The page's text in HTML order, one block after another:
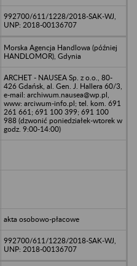
992700/611/1228/2018-SAK-WJ,
UNP: 2018-00136707
Morska Agencja Handlowa (później
HANDLOMOR), Gdynia
ARCHET - NAUSEA Sp. z o.o., 80-
426 Gdańsk, al. Gen. J. Hallera 60/3,
e-mail: archiwum.nausea@wp.pl,
www: arciwum-info.pl; tel. kom. 691
261 661; 691 100 399; 691 100
988 (dzwonić poniedziałek-wtorek w
godz. 9:00-14:00)
akta osobowo-płacowe
992700/611/1228/2018-SAK-WJ,
UNP: 2018-00136707